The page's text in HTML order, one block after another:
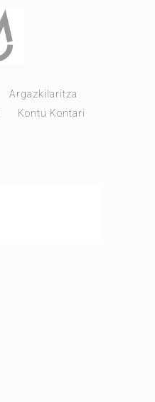
Argazkilaritza
Kontu Kontari